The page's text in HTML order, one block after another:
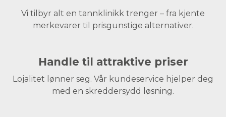
Vi tilbyr alt en tannklinikk trenger – fra kjente
merkevarer til prisgunstige alternativer.
Handle til attraktive priser
Lojalitet lønner seg. Vår kundeservice hjelper deg
med en skreddersydd løsning.